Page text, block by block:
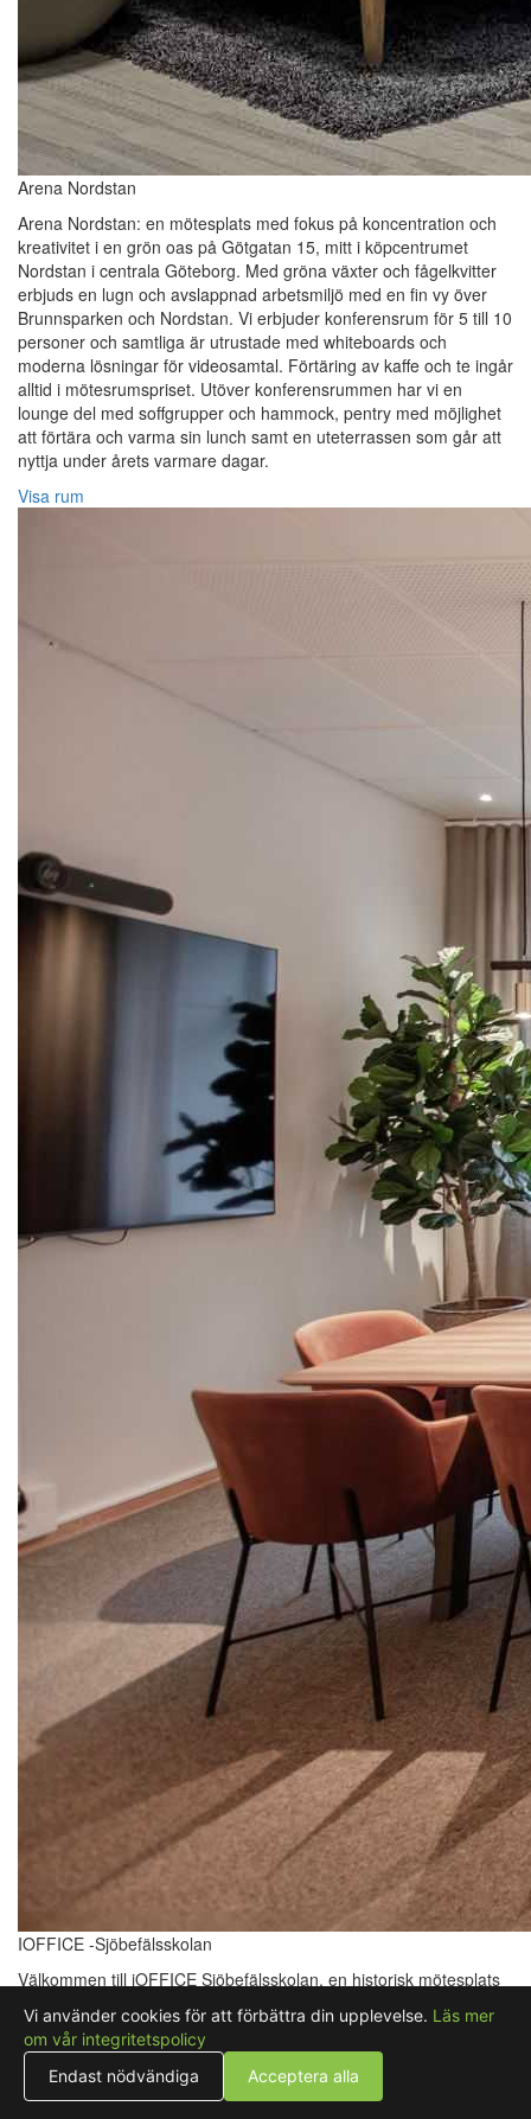
Arena Nordstan
Arena Nordstan: en mötesplats med fokus på koncentration och
kreativitet i en grön oas på Götgatan 15, mitt i köpcentrumet
Nordstan i centrala Göteborg. Med gröna växter och fågelkvitter
erbjuds en lugn och avslappnad arbetsmiljö med en fin vy över
Brunnsparken och Nordstan. Vi erbjuder konferensrum för 5 till 10
personer och samtliga är utrustade med whiteboards och
moderna lösningar för videosamtal. Förtäring av kaffe och te ingår
alltid i mötesrumspriset. Utöver konferensrummen har vi en
lounge del med soffgrupper och hammock, pentry med möjlighet
att förtära och varma sin lunch samt en uteterrassen som går att
nyttja under årets varmare dagar.
Visa rum
IOFFICE -Sjöbefälsskolan
Välkommen till iOFFICE Sjöbefälsskolan, en historisk mötesplats
på Kvarnberget i centrala Göteborg med fantastisk utsikt över
älven. Den tidigare Navigationsskolan har förvandlats till en
modern och funktionell mötesanläggning, där havets närhet och
historiens vingslag skapar en inspirerande atmosfär. Här erbjuder
vi flera mötes- och konferensrum i olika storlekar, utrustade med
Vi använder cookies för att förbättra din upplevelse. Läs mer
om vår integritetspolicy
Endast nödvändiga
Acceptera alla